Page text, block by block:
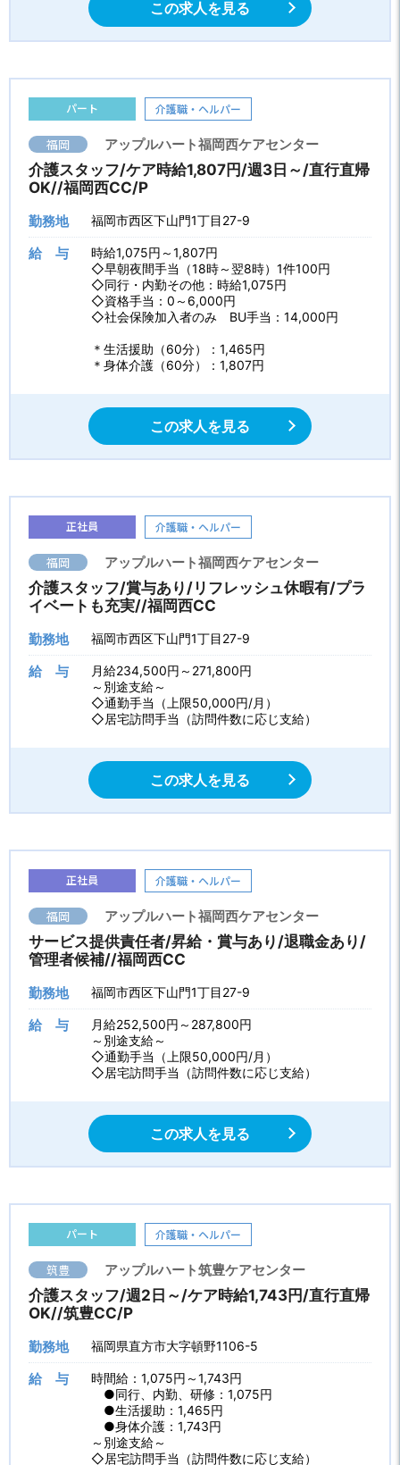
この求人を見る
パート 介護職・ヘルパー
福岡 アップルハート福岡西ケアセンター
介護スタッフ/ケア時給1,807円/週3日～/直行直帰
OK//福岡西CC/P
勤務地 福岡市西区下山門1丁目27-9
給 与
時給1,075円～1,807円
◇早朝夜間手当（18時～翌8時）1件100円
◇同行・内勤その他：時給1,075円
◇資格手当：0～6,000円
◇社会保険加入者のみ BU手当：14,000円
＊生活援助（60分）：1,465円
＊身体介護（60分）：1,807円
この求人を見る
正社員 介護職・ヘルパー
福岡 アップルハート福岡西ケアセンター
介護スタッフ/賞与あり/リフレッシュ休暇有/プラ
イベートも充実//福岡西CC
勤務地 福岡市西区下山門1丁目27-9
給 与
月給234,500円～271,800円
～別途支給～
◇通勤手当（上限50,000円/月）
◇居宅訪問手当（訪問件数に応じ支給）
この求人を見る
正社員 介護職・ヘルパー
福岡 アップルハート福岡西ケアセンター
サービス提供責任者/昇給・賞与あり/退職金あり/
管理者候補//福岡西CC
勤務地 福岡市西区下山門1丁目27-9
給 与
月給252,500円～287,800円
～別途支給～
◇通勤手当（上限50,000円/月）
◇居宅訪問手当（訪問件数に応じ支給）
この求人を見る
パート 介護職・ヘルパー
筑豊 アップルハート筑豊ケアセンター
介護スタッフ/週2日～/ケア時給1,743円/直行直帰
OK//筑豊CC/P
勤務地 福岡県直方市大字頓野1106-5
給 与
時間給：1,075円～1,743円
●同行、内勤、研修：1,075円
●生活援助：1,465円
●身体介護：1,743円
～別途支給～
◇居宅訪問手当（訪問件数に応じ支給）